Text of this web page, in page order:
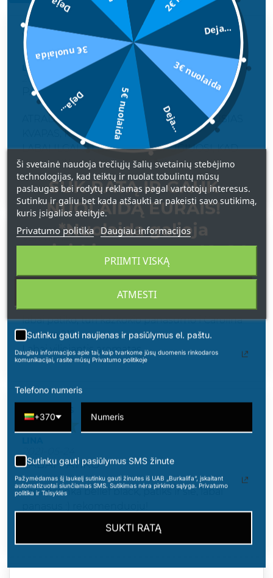
Vertinimas
LAIMINGA
2025-11-25
PAGALIAU VĖL TURITE
ATRADAU JUOS PRIEŠ 6 METUS, GERIAUSIAS
KVAPAS, KOKĮ TIK TURĖJAU.
LABAI ILGAI JŲ LAUKIAU, DŽIAUGIUOSI, KAD
VĖL TURIT, JAU ĮISGYJAU 2 VIENETUS IR
LAUKIU SIUNTOS :)
Vertinimas
2025-11-14
labai patiko, turi kažkokio panasumo i Carolina
Herrera 212
Labai viliojantis aromatas
LABAI PATIKO
kam patinka belief black, patiks ir sie, labai
4 iš 4 žmonių šis atsiliepimas yra naudingas.
Ši svetainė naudoja trečiųjų šalių svetainių stebėjimo
technologijas, kad teiktų ir nuolat tobulintų mūsų
paslaugas bei rodytų reklamas pagal vartotojų interesus.
Sutinku ir galiu bet kada atšaukti ar pakeisti savo sutikimą,
kuris įsigalios ateityje.
Privatumo politika Daugiau informacijos
ATMESTI
PRIIMTI VISKĄ
Deja...
3€ nuolaida
Deja...
5€ nuolaida
Deja...
3€ nuolaida
SUK RATĄ IR GAUK
NUOLAIDĄ EURAIS!
*Nuolaida galioja
apsipirkimams nuo 49 € !
Sutinku gauti naujienas ir pasiūlymus el. paštu.
Daugiau informacijos apie tai, kaip tvarkome jūsų duomenis rinkodaros
komunikacijai, rasite mūsų Privatumo politikoje
Telefono numeris
+370
Sutinku gauti pasiūlymus SMS žinute
Pažymėdamas šį laukelį sutinku gauti žinutes iš UAB „Burkalifa“, įskaitant
automatizuotai siunčiamas SMS. Sutikimas nėra pirkimo sąlyga. Privatumo
politika ir Taisyklės
SUKTI RATĄ